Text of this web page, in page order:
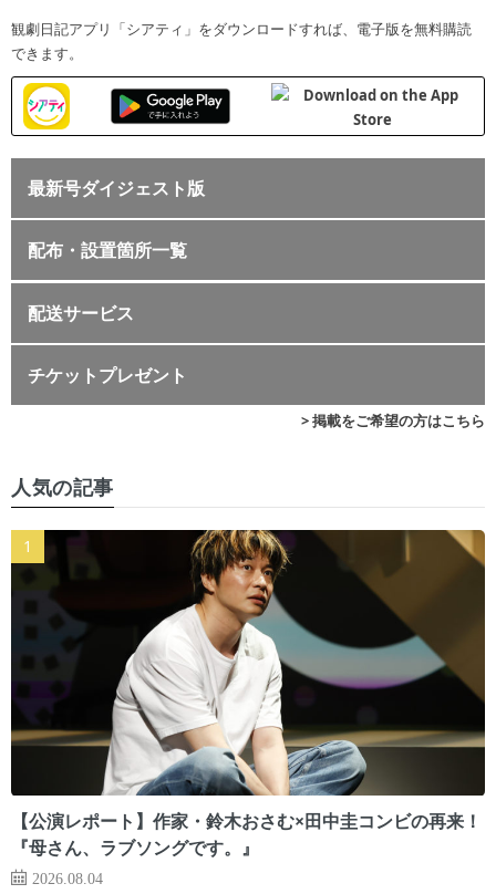
観劇日記アプリ「シアティ」をダウンロードすれば、電子版を無料購読
できます。
最新号ダイジェスト版
配布・設置箇所一覧
配送サービス
チケットプレゼント
> 掲載をご希望の方はこちら
人気の記事
【公演レポート】作家・鈴木おさむ×田中圭コンビの再来！
『母さん、ラブソングです。』
2026.08.04